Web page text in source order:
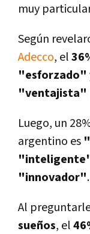
muy
Según
Adecco, el
"esforzado"
"ventajista"
Luego, un
argentino es
"innovador".
Al
sueños, el